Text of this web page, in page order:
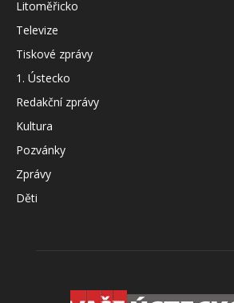
Litoměřicko
Televize
Tiskové zprávy
1. Ústecko
Redakční zprávy
Kultura
Pozvánky
Zprávy
Děti